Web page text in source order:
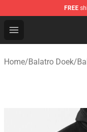
FREE
Open menu
Balatro Shop -
Home/Balatro Doek/